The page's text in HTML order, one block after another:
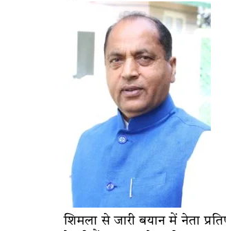
शिमला से जारी बयान में नेता